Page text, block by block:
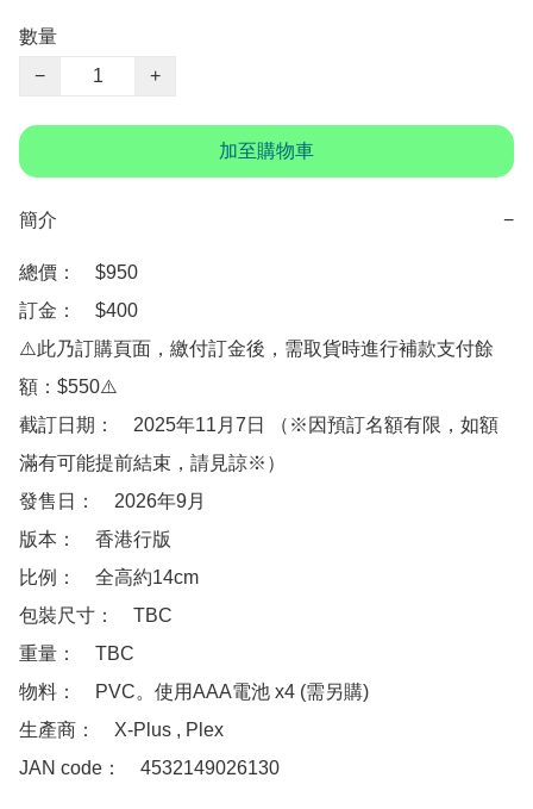
數量
−
+
加至購物車
簡介 −
總價：　$950
訂金：　$400
⚠️此乃訂購頁面，繳付訂金後，需取貨時進行補款支付餘
額：$550⚠️
截訂日期：　2025年11月7日 （※因預訂名額有限，如額
滿有可能提前結束，請見諒※）
發售日：　2026年9月
版本：　香港行版
比例：　全高約14cm
包裝尺寸：　TBC
重量：　TBC
物料：　PVC。使用AAA電池 x4 (需另購)
生產商：　X-Plus , Plex
JAN code：　4532149026130